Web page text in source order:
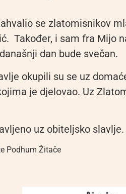
se zlatomisnikov
Također, i sam fra Mijo
dan bude svečan.
okupili su se uz
je djelovao. Uz
uz obiteljsko slavlje.
Podhum Žitače